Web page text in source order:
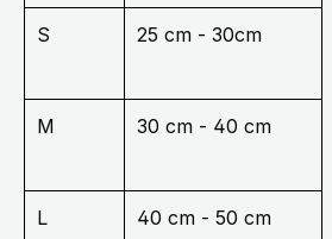
S 25 cm - 30cm
M 30 cm - 40 cm
L 40 cm - 50 cm